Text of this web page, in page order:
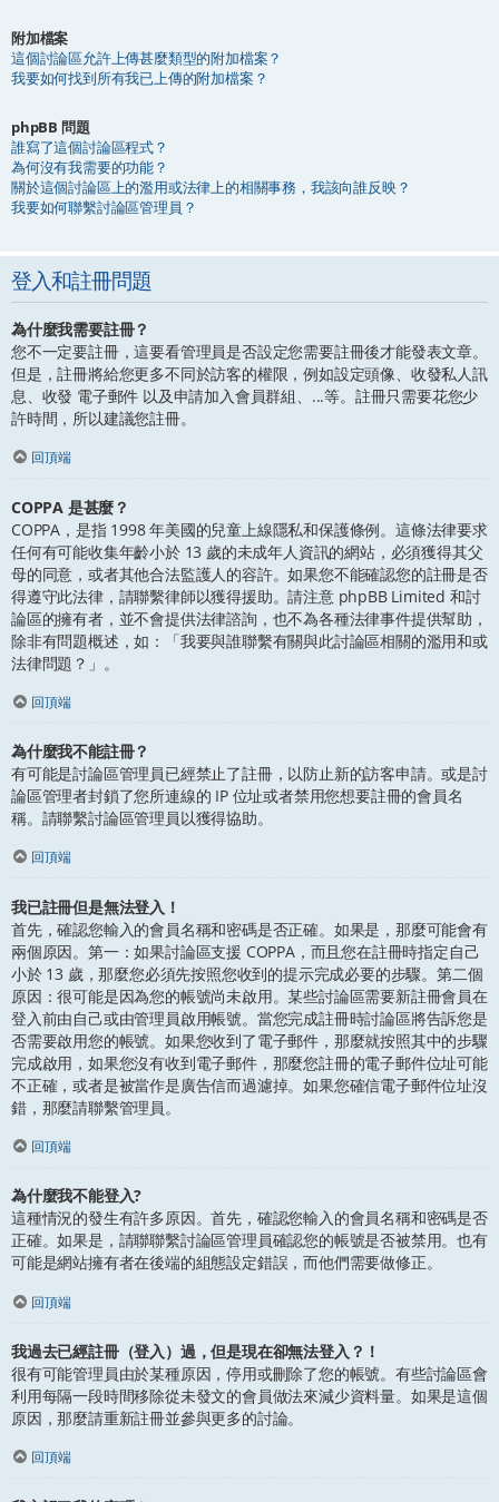
附加檔案
這個討論區允許上傳甚麼類型的附加檔案？
我要如何找到所有我已上傳的附加檔案？
phpBB 問題
誰寫了這個討論區程式？
為何沒有我需要的功能？
關於這個討論區上的濫用或法律上的相關事務，我該向誰反映？
我要如何聯繫討論區管理員？
登入和註冊問題
為什麼我需要註冊？
您不一定要註冊，這要看管理員是否設定您需要註冊後才能發表文章。
但是，註冊將給您更多不同於訪客的權限，例如設定頭像、收發私人訊
息、收發 電子郵件 以及申請加入會員群組、...等。註冊只需要花您少
許時間，所以建議您註冊。
回頂端
COPPA 是甚麼？
COPPA，是指 1998 年美國的兒童上線隱私和保護條例。這條法律要求
任何有可能收集年齡小於 13 歲的未成年人資訊的網站，必須獲得其父
母的同意，或者其他合法監護人的容許。如果您不能確認您的註冊是否
得遵守此法律，請聯繫律師以獲得援助。請注意 phpBB Limited 和討
論區的擁有者，並不會提供法律諮詢，也不為各種法律事件提供幫助，
除非有問題概述，如：「我要與誰聯繫有關與此討論區相關的濫用和或
法律問題？」。
回頂端
為什麼我不能註冊？
有可能是討論區管理員已經禁止了註冊，以防止新的訪客申請。或是討
論區管理者封鎖了您所連線的 IP 位址或者禁用您想要註冊的會員名
稱。請聯繫討論區管理員以獲得協助。
回頂端
我已註冊但是無法登入！
首先，確認您輸入的會員名稱和密碼是否正確。如果是，那麼可能會有
兩個原因。第一：如果討論區支援 COPPA，而且您在註冊時指定自己
小於 13 歲，那麼您必須先按照您收到的提示完成必要的步驟。第二個
原因：很可能是因為您的帳號尚未啟用。某些討論區需要新註冊會員在
登入前由自己或由管理員啟用帳號。當您完成註冊時討論區將告訴您是
否需要啟用您的帳號。如果您收到了電子郵件，那麼就按照其中的步驟
完成啟用，如果您沒有收到電子郵件，那麼您註冊的電子郵件位址可能
不正確，或者是被當作是廣告信而過濾掉。如果您確信電子郵件位址沒
錯，那麼請聯繫管理員。
回頂端
為什麼我不能登入?
這種情況的發生有許多原因。首先，確認您輸入的會員名稱和密碼是否
正確。如果是，請聯聯繫討論區管理員確認您的帳號是否被禁用。也有
可能是網站擁有者在後端的組態設定錯誤，而他們需要做修正。
回頂端
我過去已經註冊（登入）過，但是現在卻無法登入？！
很有可能管理員由於某種原因，停用或刪除了您的帳號。有些討論區會
利用每隔一段時間移除從未發文的會員做法來減少資料量。如果是這個
原因，那麼請重新註冊並參與更多的討論。
回頂端